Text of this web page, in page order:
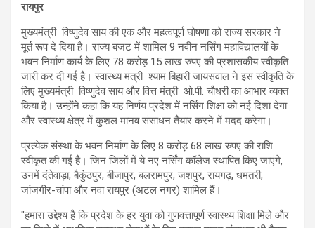
रायपुर
मुख्यमंत्री विष्णुदेव साय की एक और महत्वपूर्ण घोषणा को राज्य सरकार ने
मूर्त रूप दे दिया है। राज्य बजट में शामिल 9 नवीन नर्सिंग महाविद्यालयों के
भवन निर्माण कार्य के लिए 78 करोड़ 15 लाख रुपए की प्रशासकीय स्वीकृति
जारी कर दी गई है। स्वास्थ्य मंत्री श्याम बिहारी जायसवाल ने इस स्वीकृति के
लिए मुख्यमंत्री विष्णुदेव साय और वित्त मंत्री ओ.पी. चौधरी का आभार व्यक्त
किया है। उन्होंने कहा कि यह निर्णय प्रदेश में नर्सिंग शिक्षा को नई दिशा देगा
और स्वास्थ्य क्षेत्र में कुशल मानव संसाधन तैयार करने में मदद करेगा।
प्रत्येक संस्था के भवन निर्माण के लिए 8 करोड़ 68 लाख रुपए की राशि
स्वीकृत की गई है। जिन जिलों में ये नए नर्सिंग कॉलेज स्थापित किए जाएंगे,
उनमें दंतेवाड़ा, बैकुंठपुर, बीजापुर, बलरामपुर, जशपुर, रायगढ़, धमतरी,
जांजगीर-चांपा और नवा रायपुर (अटल नगर) शामिल हैं।
"हमारा उद्देश्य है कि प्रदेश के हर युवा को गुणवत्तापूर्ण स्वास्थ्य शिक्षा मिले और